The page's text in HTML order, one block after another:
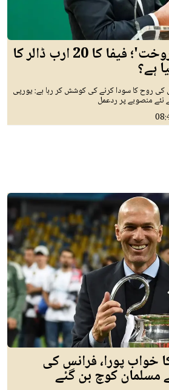
'ورلڈ کپ برائے فروخت'؛ فیفا کا 20 ارب ڈالر کا
ہے؟
کی روح کا سودا کرنے کی کوشش کر رہا ہے: یورپی
نئے منصوبے پر ردعمل
خواب پورا، فرانس کی
مسلمان کوچ بن گئے